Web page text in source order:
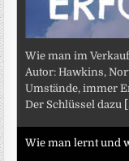
Wie man im
Autor: Hawkins,
Umstände, immer
Der Schlüssel dazu
Wie man lernt und